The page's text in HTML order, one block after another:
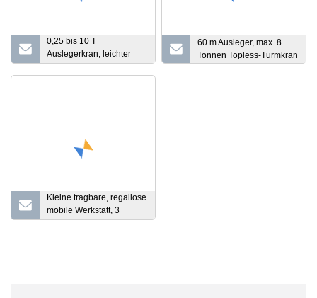
0,25 bis 10 T
Auslegerkran, leichter
Typ, Werkstattbau,
60 m Ausleger, max. 8
Tonnen Topless-Turmkran
Kleine tragbare, regallose
mobile Werkstatt, 3
Tonnen, 5 Tonnen, 3